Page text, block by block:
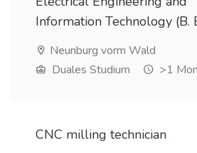
Information Technology (B.
Neunburg vorm Wald
Duales Studium
>1
CNC milling technician